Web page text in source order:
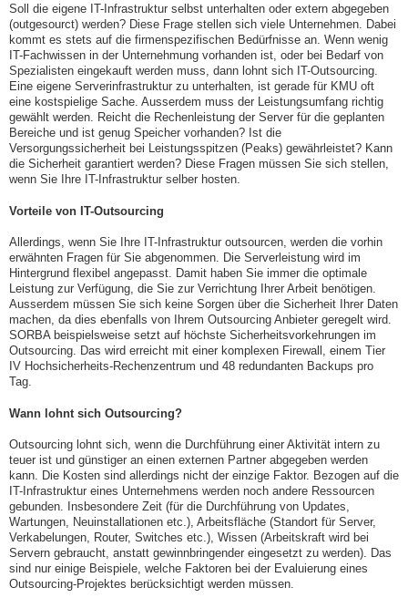
Soll die eigene IT-Infrastruktur selbst unterhalten oder extern abgegeben
(outgesourct) werden? Diese Frage stellen sich viele Unternehmen. Dabei
kommt es stets auf die firmenspezifischen Bedürfnisse an. Wenn wenig
IT-Fachwissen in der Unternehmung vorhanden ist, oder bei Bedarf von
Spezialisten eingekauft werden muss, dann lohnt sich IT-Outsourcing.
Eine eigene Serverinfrastruktur zu unterhalten, ist gerade für KMU oft
eine kostspielige Sache. Ausserdem muss der Leistungsumfang richtig
gewählt werden. Reicht die Rechenleistung der Server für die geplanten
Bereiche und ist genug Speicher vorhanden? Ist die
Versorgungssicherheit bei Leistungsspitzen (Peaks) gewährleistet? Kann
die Sicherheit garantiert werden? Diese Fragen müssen Sie sich stellen,
wenn Sie Ihre IT-Infrastruktur selber hosten.
Vorteile von IT-Outsourcing
Allerdings, wenn Sie Ihre IT-Infrastruktur outsourcen, werden die vorhin
erwähnten Fragen für Sie abgenommen. Die Serverleistung wird im
Hintergrund flexibel angepasst. Damit haben Sie immer die optimale
Leistung zur Verfügung, die Sie zur Verrichtung Ihrer Arbeit benötigen.
Ausserdem müssen Sie sich keine Sorgen über die Sicherheit Ihrer Daten
machen, da dies ebenfalls von Ihrem Outsourcing Anbieter geregelt wird.
SORBA beispielsweise setzt auf höchste Sicherheitsvorkehrungen im
Outsourcing. Das wird erreicht mit einer komplexen Firewall, einem Tier
IV Hochsicherheits-Rechenzentrum und 48 redundanten Backups pro
Tag.
Wann lohnt sich Outsourcing?
Outsourcing lohnt sich, wenn die Durchführung einer Aktivität intern zu
teuer ist und günstiger an einen externen Partner abgegeben werden
kann. Die Kosten sind allerdings nicht der einzige Faktor. Bezogen auf die
IT-Infrastruktur eines Unternehmens werden noch andere Ressourcen
gebunden. Insbesondere Zeit (für die Durchführung von Updates,
Wartungen, Neuinstallationen etc.), Arbeitsfläche (Standort für Server,
Verkabelungen, Router, Switches etc.), Wissen (Arbeitskraft wird bei
Servern gebraucht, anstatt gewinnbringender eingesetzt zu werden). Das
sind nur einige Beispiele, welche Faktoren bei der Evaluierung eines
Outsourcing-Projektes berücksichtigt werden müssen.